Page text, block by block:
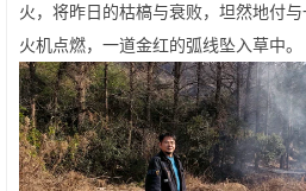
火，将昨日的枯槁与衰败，坦然地付
火机点燃，一道金红的弧线坠入草中。